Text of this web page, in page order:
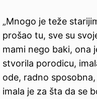
„Mnogo je teže
prošao tu, sve su
mami nego baki, ona
stvorila porodicu,
ode, radno
imala je za šta da se